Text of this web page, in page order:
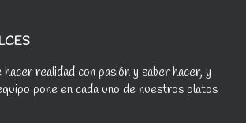
realidad con pasión y saber hacer, y
pone en cada uno de nuestros platos